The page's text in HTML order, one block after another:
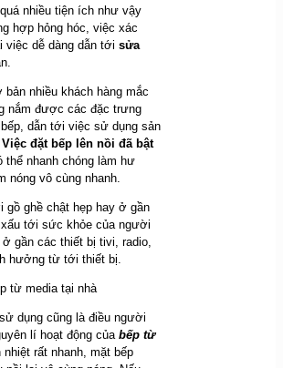
nhiều tiện ích như vậy
hợp hỏng hóc, việc xác
việc dễ dàng dẫn tới sửa
nhiều khách hàng mắc
nắm được các đặc trưng
dẫn tới việc sử dụng sản
Việc đặt bếp lên nồi đã bật
thể nhanh chóng làm hư
nóng vô cùng nhanh.
gồ ghề chật hẹp hay ở gần
tới sức khỏe của người
gần các thiết bị tivi, radio,
hưởng từ tới thiết bị.
dụng cũng là điều người
lí hoạt động của bếp từ
nhiệt rất nhanh, mặt bếp